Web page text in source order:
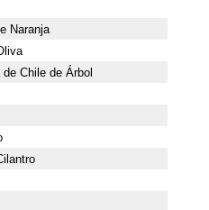
Naranja
Chile de Árbol